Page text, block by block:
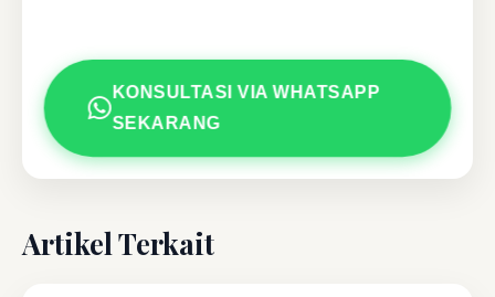
KONSULTASI VIA WHATSAPP
SEKARANG
Artikel Terkait